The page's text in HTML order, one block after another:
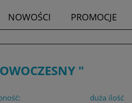
NOWOŚCI
PROMOCJE
"
duża ilość